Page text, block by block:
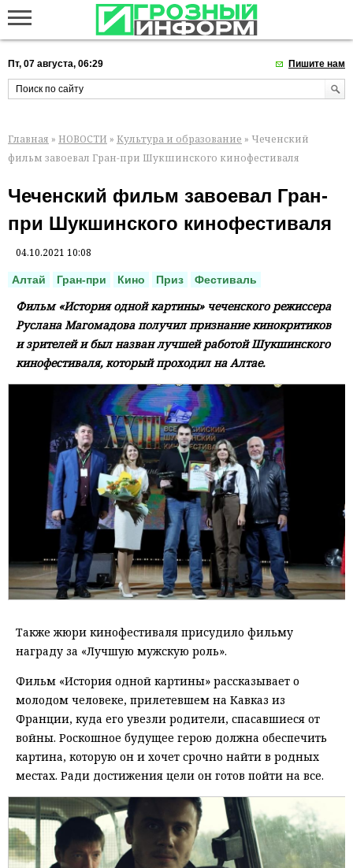
Пт, 07 августа, 06:29 Пишите нам
Главная » НОВОСТИ » Культура и образование » Чеченский
фильм завоевал Гран-при Шукшинского кинофестиваля
Чеченский фильм завоевал Гран-
при Шукшинского кинофестиваля
04.10.2021 10:08
Алтай Гран-при Кино Приз Фестиваль
Фильм «История одной картины» чеченского режиссера
Руслана Магомадова получил признание кинокритиков
и зрителей и был назван лучшей работой Шукшинского
кинофестиваля, который проходил на Алтае.
Также жюри кинофестиваля присудило фильму
награду за «Лучшую мужскую роль».
Фильм «История одной картины» рассказывает о
молодом человеке, прилетевшем на Кавказ из
Франции, куда его увезли родители, спасавшиеся от
войны. Роскошное будущее герою должна обеспечить
картина, которую он и хочет срочно найти в родных
местах. Ради достижения цели он готов пойти на все.